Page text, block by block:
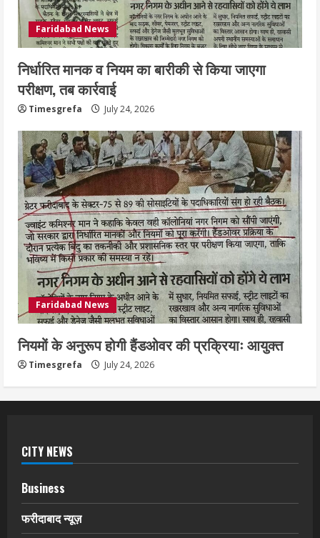
Faridabad News
निर्धारित मानक व नियम का बारीकी से किया जाएगा
परीक्षण, तब कार्रवाई
Timesgrefa July 24, 2026
Faridabad News
नियमों के अनुरूप होगी हैंडओवर की प्रक्रियाः आयुक्त
Timesgrefa July 24, 2026
CITY NEWS
Business
फरीदाबाद न्यूज़